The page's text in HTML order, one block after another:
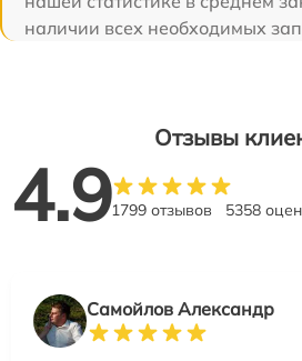
наличии всех необходимых
Отзывы
4.91799 отзывов 5358
Самойлов Александр